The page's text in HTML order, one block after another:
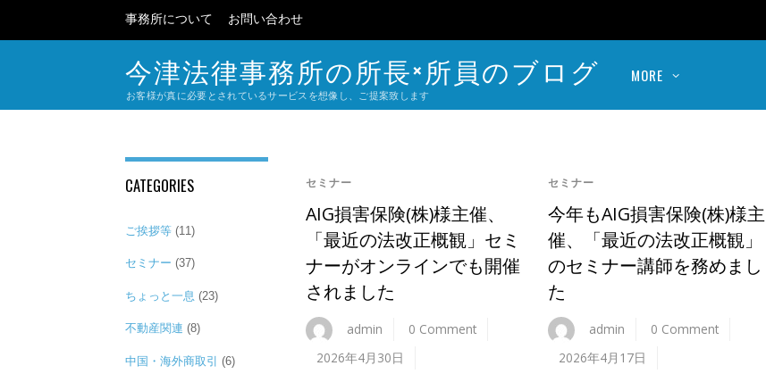
事務所について お問い合わせ
今津法律事務所の所長×所員のブログ
お客様が真に必要とされているサービスを想像し、ご提案致します
MORE
セミナー
AIG損害保険(株)様主催、
「最近の法改正概観」セミ
ナーがオンラインでも開催
されました
admin
0 Comment
2026年4月30日
セミナー
今年もAIG損害保険(株)様主
催、「最近の法改正概観」
のセミナー講師を務めまし
た
admin
0 Comment
2026年4月17日
CATEGORIES
ご挨拶等 (11)
セミナー (37)
ちょっと一息 (23)
不動産関連 (8)
中国・海外商取引 (6)